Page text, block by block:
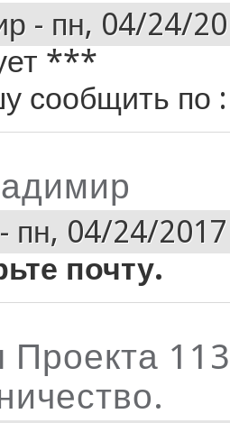
- пн, 04/24/
***
сообщить по
- пн, 04/24/
почту.